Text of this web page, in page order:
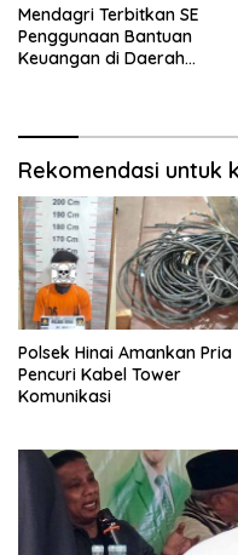
Mendagri Terbitkan SE
Penggunaan Bantuan
Keuangan di Daerah
Rekomendasi untuk
Polsek Hinai Amankan Pria
Pencuri Kabel Tower
Komunikasi